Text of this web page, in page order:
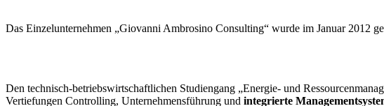
Das Einzelunternehmen „Giovanni Ambrosino Consulting“ wurde im Januar 2012
Den technisch-betriebswirtschaftlichen Studiengang „Energie- und
Vertiefungen Controlling, Unternehmensführung und integrierte